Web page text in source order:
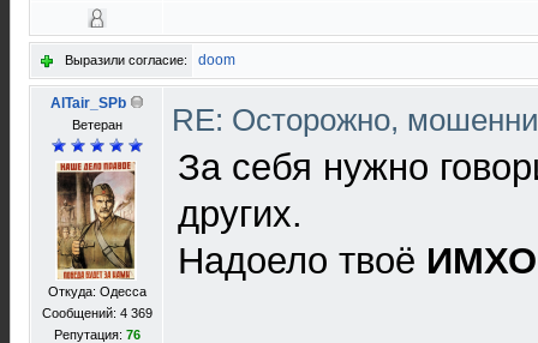
Выразили согласие: doom
AlTair_SPb
Ветеран
Откуда: Одесса
Сообщений: 4 369
Репутация: 76
RE: Осторожно,
За себя нужно
других.
Надоело твоё ИМХО